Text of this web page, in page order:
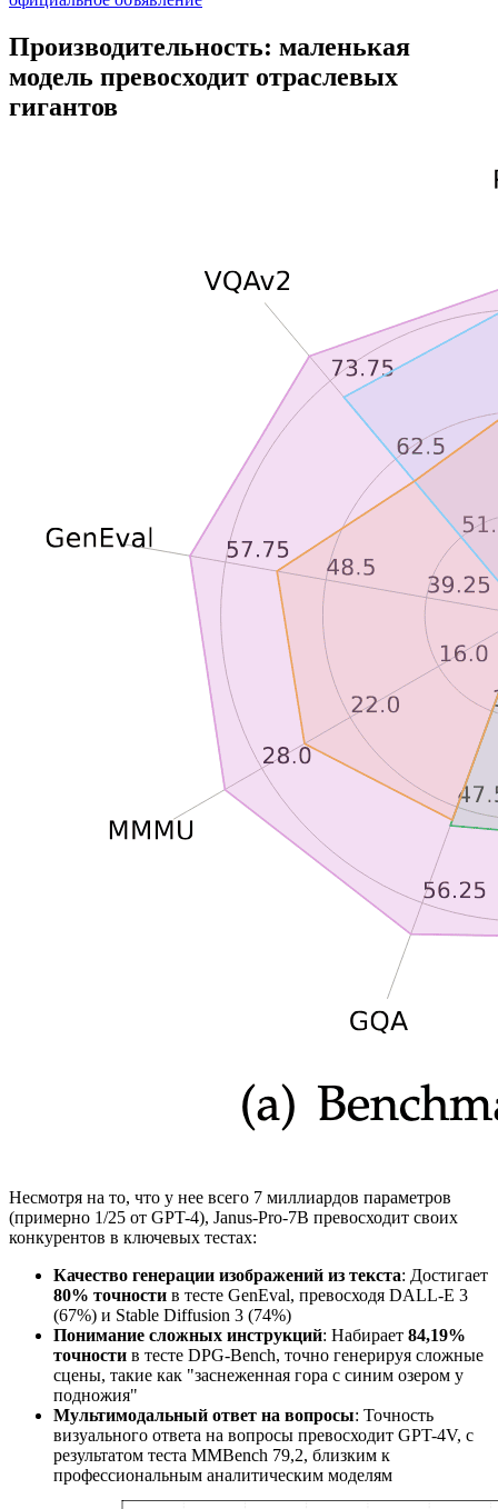
Производительность: маленькая
модель превосходит отраслевых
гигантов
Несмотря на то, что у нее всего 7 миллиардов параметров
(примерно 1/25 от GPT-4), Janus-Pro-7B превосходит своих
конкурентов в ключевых тестах:
Качество генерации изображений из текста: Достигает
80% точности в тесте GenEval, превосходя DALL-E 3
(67%) и Stable Diffusion 3 (74%)
Понимание сложных инструкций: Набирает 84,19%
точности в тесте DPG-Bench, точно генерируя сложные
сцены, такие как "заснеженная гора с синим озером у
подножия"
Мультимодальный ответ на вопросы: Точность
визуального ответа на вопросы превосходит GPT-4V, с
результатом теста MMBench 79,2, близким к
профессиональным аналитическим моделям